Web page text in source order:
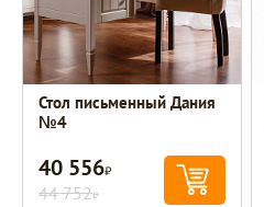
Стол письменный Дания
№4
40 556Р
44 752Р